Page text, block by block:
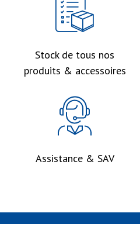
Stock de tous nos
produits & accessoires
Assistance & SAV